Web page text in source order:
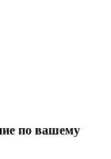
по вашему